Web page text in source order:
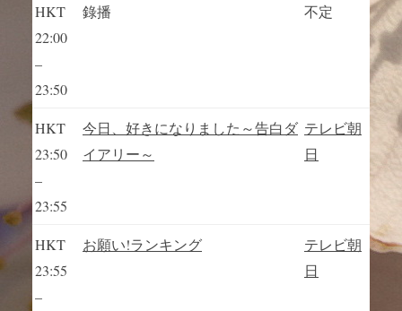
HKT
22:00
–
23:50
錄播 不定
HKT
23:50
–
23:55
今日、好きになりました～告白ダ
イアリー～
テレビ朝
日
HKT
23:55
–
お願い!ランキング
テレビ朝
日